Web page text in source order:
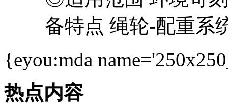
备特点 绳轮-配重系
{eyou:mda
热点内容